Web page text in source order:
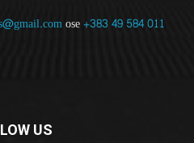
ose+383 49 584 011
US